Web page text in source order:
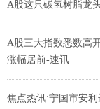
A股这只碳氢树脂龙
A股三大指数悉数高
涨幅居前-速讯
焦点热讯:宁国市安